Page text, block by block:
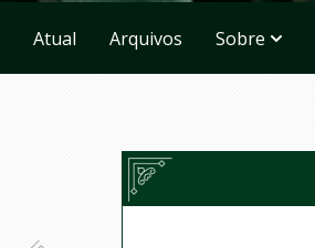
Atual Arquivos Sobre